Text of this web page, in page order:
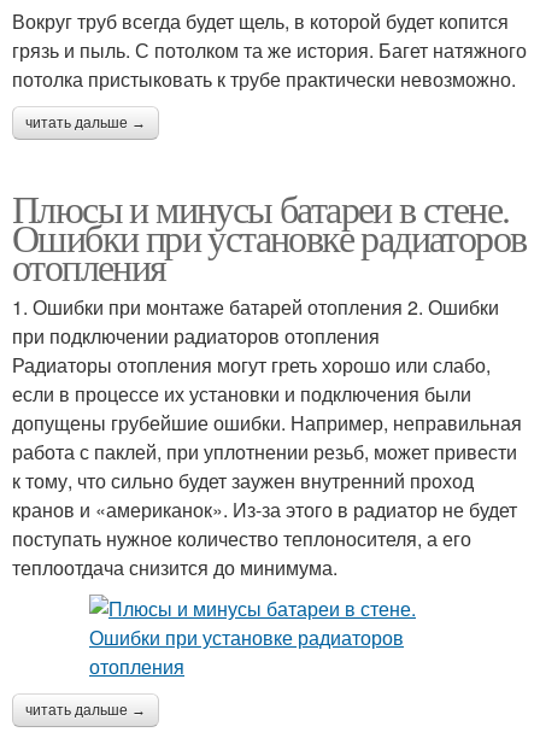
Вокруг труб всегда будет щель, в которой будет копится
грязь и пыль. С потолком та же история. Багет натяжного
потолка пристыковать к трубе практически невозможно.
читать дальше →
Плюсы и минусы батареи в стене.
Ошибки при установке радиаторов
отопления
1. Ошибки при монтаже батарей отопления 2. Ошибки
при подключении радиаторов отопления
Радиаторы отопления могут греть хорошо или слабо,
если в процессе их установки и подключения были
допущены грубейшие ошибки. Например, неправильная
работа с паклей, при уплотнении резьб, может привести
к тому, что сильно будет заужен внутренний проход
кранов и «американок». Из-за этого в радиатор не будет
поступать нужное количество теплоносителя, а его
теплоотдача снизится до минимума.
читать дальше →